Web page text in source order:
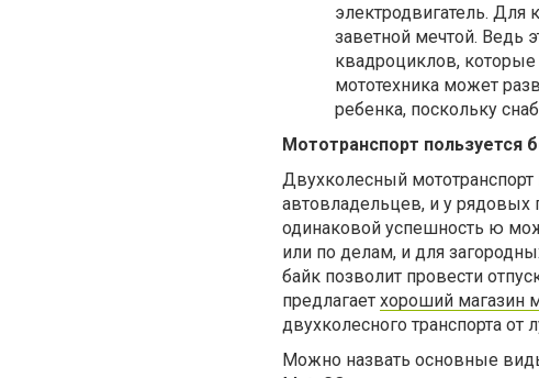
электродвигатель.
заветной мечтой. Ведь
квадроциклов, которые
мототехника может
ребенка, поскольку
Мототранспорт пользуется
Двухколесный
автовладельцев, и у
одинаковой успешность ю
или по делам, и для
байк позволит провести
предлагает хороший магазин
двухколесного транспорта
Можно назвать основные